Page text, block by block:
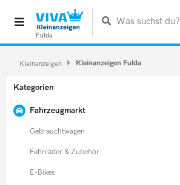
Fulda
Was suchst du?
Kleinanzeigen Kleinanzeigen Fulda
Kategorien
Fahrzeugmarkt
Gebrauchtwagen
Fahrräder & Zubehör
E-Bikes